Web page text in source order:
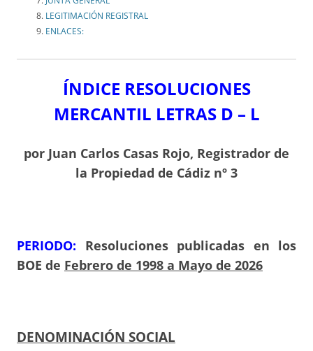
LEGITIMACIÓN REGISTRAL
ENLACES:
ÍNDICE RESOLUCIONES
MERCANTIL LETRAS D – L
por Juan Carlos Casas Rojo, Registrador de
la Propiedad de Cádiz nº 3
PERIODO: Resoluciones publicadas en los
BOE de Febrero de 1998 a Mayo de 2026
DENOMINACIÓN SOCIAL